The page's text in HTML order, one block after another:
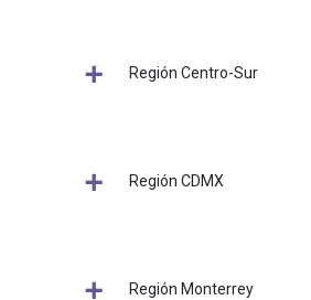
Región Centro-Sur
Región CDMX
Región Monterrey